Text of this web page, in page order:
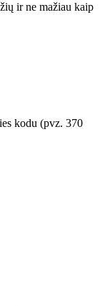
ir ne mažiau kaip
kodu (pvz. 370